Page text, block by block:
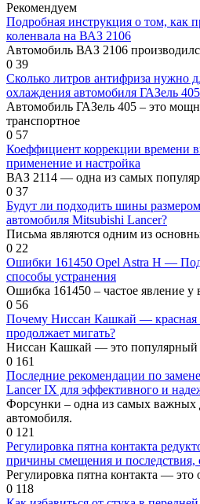
Рекомендуем
Подробная инструкция о том, как
коленвала на ВАЗ 2106
Автомобиль ВАЗ 2106
0 39
Сколько литров антифриза нужно
охлаждения автомобиля ГАЗель
Автомобиль ГАЗель 405 – это
транспортное
0 57
Коеффициент коррекции времени
применение и настройка
ВАЗ 2114 — одна из самых
0 37
Будут ли подходить шины
автомобиля Mitsubishi Lancer?
Письма являются одним из
0 22
Ошибки 161450 Opel Astra H —
способы устранения
Ошибка 161450 – частое явление у
0 56
Почему Ниссан Кашкай — красная
продолжает мигать?
Ниссан Кашкай — это популярный
0 161
Последние рекомендации по
Lancer IX для эффективного и
Форсунки – одна из самых важных
автомобиля.
0 121
Регулировка пятна контакта
причины смещения и последствия,
Регулировка пятна контакта —
0 118